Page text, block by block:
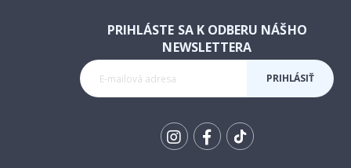
PRIHLÁSTE SA K ODBERU NÁŠHO
NEWSLETTERA
PRIHLÁSIŤ